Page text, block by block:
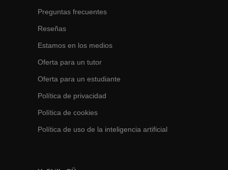
Preguntas frecuentes
Reseñas
Estamos en los medios
Oferta para un tutor
Oferta para un estudiante
Política de privacidad
Política de cookies
Política de uso de la inteligencia artificial